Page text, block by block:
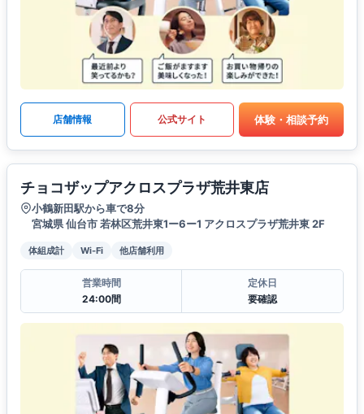
店舗情報 公式サイト 体験・相談予約
チョコザップアクロスプラザ荒井東店
小鶴新田駅から車で8分
宮城県 仙台市 若林区荒井東1ー6ー1 アクロスプラザ荒井東 2F
体組成計 Wi-Fi 他店舗利用
営業時間
24:00間
定休日
要確認